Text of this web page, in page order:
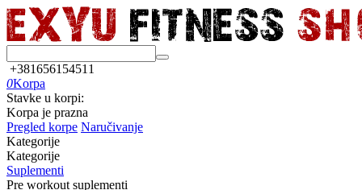
+381656154511
0Korpa
Stavke u korpi:
Korpa je prazna
Pregled korpe Naručivanje
Kategorije
Kategorije
Suplementi
Pre workout suplementi